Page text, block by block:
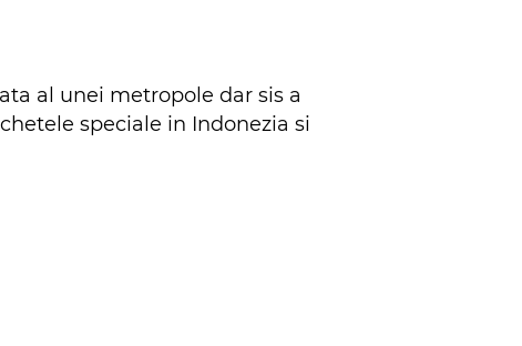
al unei metropole dar sis a
speciale in Indonezia si